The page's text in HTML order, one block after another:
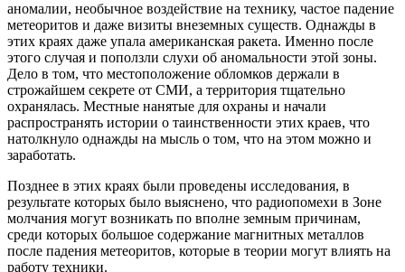
аномалии, необычное воздействие на технику, частое падение
метеоритов и даже визиты внеземных существ. Однажды в
этих краях даже упала американская ракета. Именно после
этого случая и поползли слухи об аномальности этой зоны.
Дело в том, что местоположение обломков держали в
строжайшем секрете от СМИ, а территория тщательно
охранялась. Местные нанятые для охраны и начали
распространять истории о таинственности этих краев, что
натолкнуло однажды на мысль о том, что на этом можно и
заработать.
Позднее в этих краях были проведены исследования, в
результате которых было выяснено, что радиопомехи в Зоне
молчания могут возникать по вполне земным причинам,
среди которых большое содержание магнитных металлов
после падения метеоритов, которые в теории могут влиять на
работу техники.